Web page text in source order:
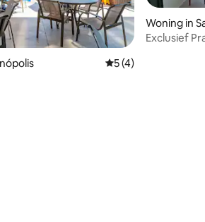
Gemiddelde
5 (4)
Woning in
Exclusief